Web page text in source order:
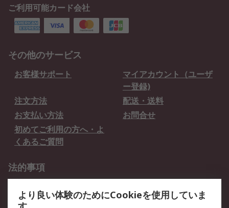
ご利用可能カード会社
その他のサービス
お客様サポート
マイアカウント（ユーザ
ー登録)
注文方法
配送・送料
お支払い方法
お問合せ
初めてご利用の方へ・よ
くあるご質問
法的事項
クッキーポリシー
より良い体験のためにCookieを使用していま